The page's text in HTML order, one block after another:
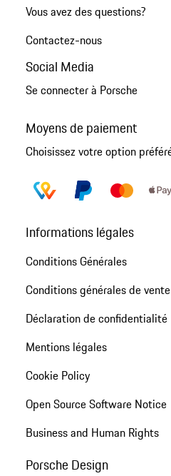
Vous avez des questions?
Contactez-nous
Social Media
Se connecter à Porsche
Moyens de paiement
Choisissez votre option
Informations légales
Conditions Générales
Conditions générales de
Déclaration de confidentialité
Mentions légales
Cookie Policy
Open Source Software Notice
Business and Human Rights
Porsche Design